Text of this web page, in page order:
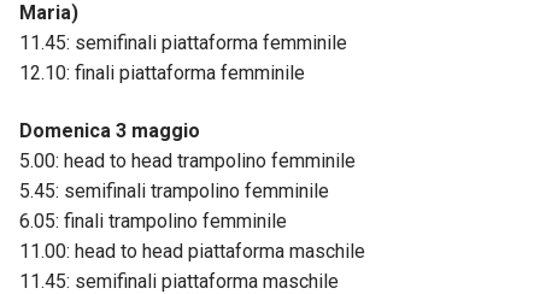
Maria)
11.45: semifinali piattaforma femminile
12.10: finali piattaforma femminile
Domenica 3 maggio
5.00: head to head trampolino femminile
5.45: semifinali trampolino femminile
6.05: finali trampolino femminile
11.00: head to head piattaforma maschile
11.45: semifinali piattaforma maschile